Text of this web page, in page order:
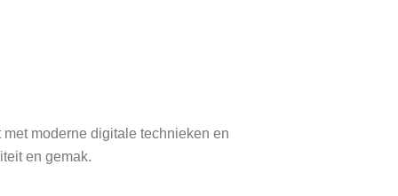
moderne digitale technieken en
en gemak.